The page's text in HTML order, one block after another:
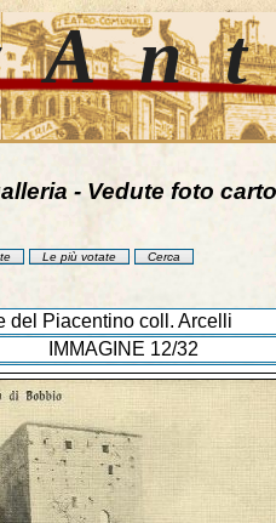
- Vedute foto
Le più votate Cerca
del Piacentino coll. Arcelli
IMMAGINE 12/32